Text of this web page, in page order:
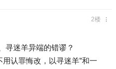
2楼
迷羊异端的错谬？
认罪悔改，以寻迷羊”和一